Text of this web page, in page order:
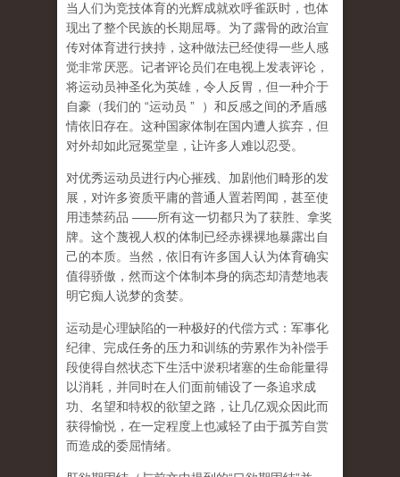
当人们为竞技体育的光辉成就欢呼雀跃时，也体
现出了整个民族的长期屈辱。为了露骨的政治宣
传对体育进行挟持，这种做法已经使得一些人感
觉非常厌恶。记者评论员们在电视上发表评论，
将运动员神圣化为英雄，令人反胃，但一种介于
自豪（我们的 “运动员 ”
）和反感之间的矛盾感
情依旧存在。这种国家体制在国内遭人摈弃，但
对外却如此冠冕堂皇，让许多人难以忍受。
对优秀运动员进行内心摧残、加剧他们畸形的发
展，对许多资质平庸的普通人置若罔闻，甚至使
用违禁药品 ——所有这一切都只为了获胜、拿奖
牌。这个蔑视人权的体制已经赤裸裸地暴露出自
己的本质。当然，依旧有许多国人认为体育确实
值得骄傲，然而这个体制本身的病态却清楚地表
明它痴人说梦的贪婪。
运动是心理缺陷的一种极好的代偿方式 ：军事化
纪律、完成任务的压力和训练的劳累作为补偿手
段使得自然状态下生活中淤积堵塞的生命能量得
以消耗，并同时在人们面前铺设了一条追求成
功、名望和特权的欲望之路，让几亿观众因此而
获得愉悦，在一定程度上也减轻了由于孤芳自赏
而造成的委屈情绪。